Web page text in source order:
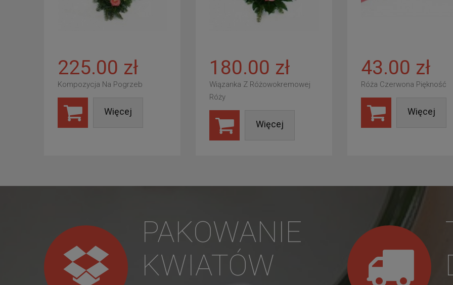
225.00 zł
Kompozycja Na Pogrzeb
Więcej
180.00 zł
Wiązanka Z Różowokremowej
Róży
Więcej
43.00 zł
Róża Czerwona Piękność
Więcej
PAKOWANIE
KWIATÓW